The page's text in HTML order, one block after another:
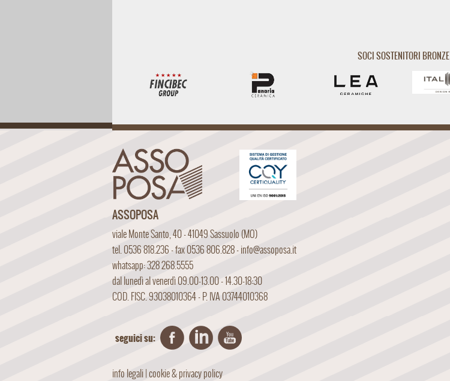
SOCI SOSTENITORI BRONZE
ASSOPOSA
viale Monte Santo, 40 - 41049 Sassuolo (MO)
tel. 0536 818.236 - fax 0536 806.828 -info@assoposa.it
whatsapp: 328 268.5555
dal lunedì al venerdì 09.00-13.00 - 14.30-18:30
COD. FISC. 93038010364 - P. IVA 03744010368
seguici su:
info legali|cookie & privacy policy